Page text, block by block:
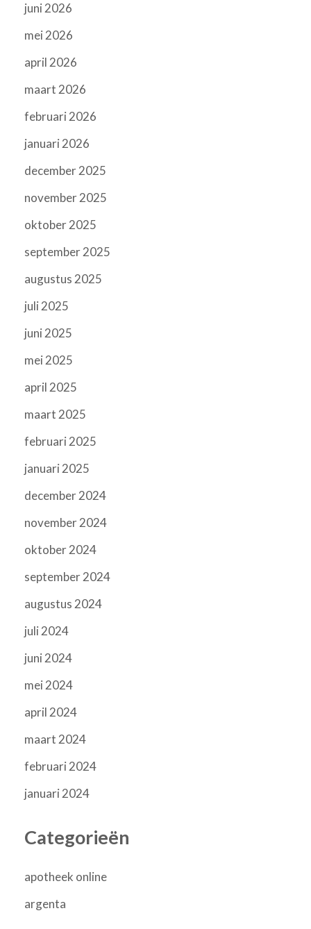
juni 2026
mei 2026
april 2026
maart 2026
februari 2026
januari 2026
december 2025
november 2025
oktober 2025
september 2025
augustus 2025
juli 2025
juni 2025
mei 2025
april 2025
maart 2025
februari 2025
januari 2025
december 2024
november 2024
oktober 2024
september 2024
augustus 2024
juli 2024
juni 2024
mei 2024
april 2024
maart 2024
februari 2024
januari 2024
Categorieën
apotheek online
argenta